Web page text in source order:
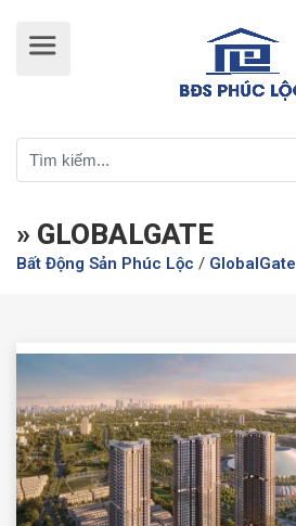
» GLOBALGATE
Bất Động Sản Phúc Lộc / GlobalGate